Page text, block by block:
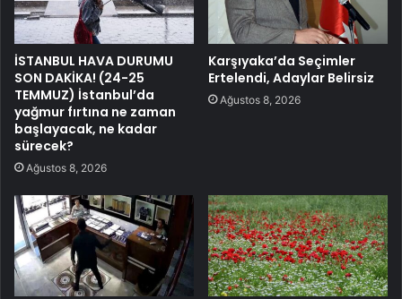
İSTANBUL HAVA DURUMU
SON DAKİKA! (24-25
TEMMUZ) İstanbul’da
yağmur fırtına ne zaman
başlayacak, ne kadar
sürecek?
Ağustos 8, 2026
Karşıyaka’da Seçimler
Ertelendi, Adaylar Belirsiz
Ağustos 8, 2026